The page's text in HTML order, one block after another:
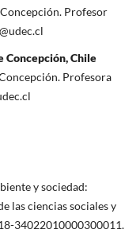
Profesor
Chile
Profesora
y sociedad:
las ciencias sociales y
34022010000300011.